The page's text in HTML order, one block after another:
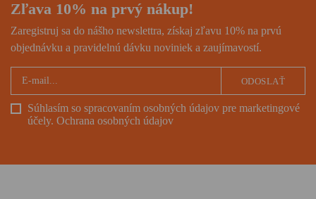
Zľava 10% na prvý nákup!
Zaregistruj sa do nášho newslettra, získaj zľavu 10% na prvú
objednávku a pravidelnú dávku noviniek a zaujímavostí.
Súhlasím so spracovaním osobných údajov pre marketingové
účely. Ochrana osobných údajov
ODOSLAŤ